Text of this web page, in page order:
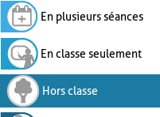
En plusieurs séances
En classe seulement
Hors classe